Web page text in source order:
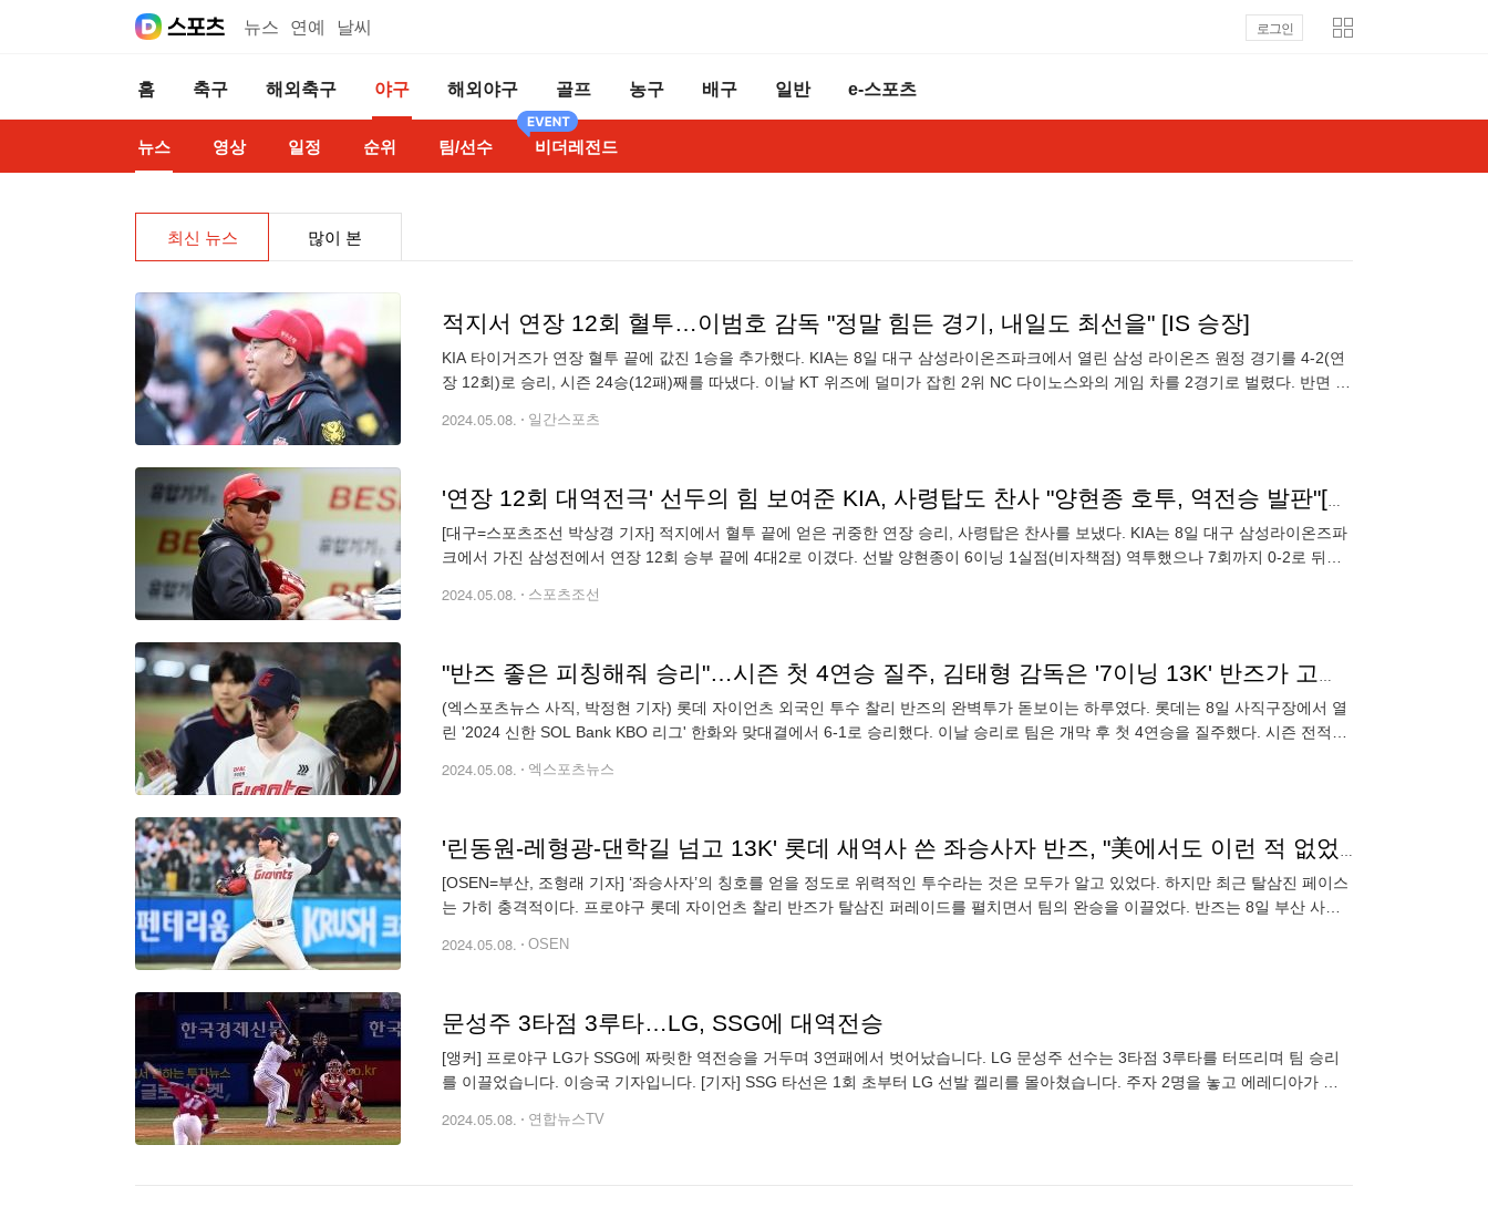
뉴스 연예 날씨 로그인
홈 축구 해외축구 야구 해외야구 골프 농구 배구 일반 e-스포츠
뉴스 영상 일정 순위 팀/선수 비더레전드
최신 뉴스 많이 본
적지서 연장 12회 혈투…이범호 감독 "정말 힘든 경기, 내일도 최선을" [IS 승장]
KIA 타이거즈가 연장 혈투 끝에 값진 1승을 추가했다. KIA는 8일 대구 삼성라이온즈파크에서 열린 삼성 라이온즈 원정 경기를 4-2(연
장 12회)로 승리, 시즌 24승(12패)째를 따냈다. 이날 KT 위즈에 덜미가 잡힌 2위 NC 다이노스와의 게임 차를 2경기로 벌렸다. 반면 3
2024.05.08. 일간스포츠
'연장 12회 대역전극' 선두의 힘 보여준 KIA, 사령탑도 찬사 "양현종 호투, 역전승 발판"[대구 승장]
[대구=스포츠조선 박상경 기자] 적지에서 혈투 끝에 얻은 귀중한 연장 승리, 사령탑은 찬사를 보냈다. KIA는 8일 대구 삼성라이온즈파
크에서 가진 삼성전에서 연장 12회 승부 끝에 4대2로 이겼다. 선발 양현종이 6이닝 1실점(비자책점) 역투했으나 7회까지 0-2로 뒤졌
2024.05.08. 스포츠조선
"반즈 좋은 피칭해줘 승리"…시즌 첫 4연승 질주, 김태형 감독은 '7이닝 13K' 반즈가 고맙다 [사직 현장]
(엑스포츠뉴스 사직, 박정현 기자) 롯데 자이언츠 외국인 투수 찰리 반즈의 완벽투가 돋보이는 하루였다. 롯데는 8일 사직구장에서 열
린 '2024 신한 SOL Bank KBO 리그' 한화와 맞대결에서 6-1로 승리했다. 이날 승리로 팀은 개막 후 첫 4연승을 질주했다. 시즌 전적은
2024.05.08. 엑스포츠뉴스
'린동원-레형광-댄학길 넘고 13K' 롯데 새역사 쓴 좌승사자 반즈, "美에서도 이런 적 없었는데" 최고투 [오!쎈 부산]
[OSEN=부산, 조형래 기자] ‘좌승사자’의 칭호를 얻을 정도로 위력적인 투수라는 것은 모두가 알고 있었다. 하지만 최근 탈삼진 페이스
는 가히 충격적이다. 프로야구 롯데 자이언츠 찰리 반즈가 탈삼진 퍼레이드를 펼치면서 팀의 완승을 이끌었다. 반즈는 8일 부산 사직
2024.05.08. OSEN
문성주 3타점 3루타…LG, SSG에 대역전승
[앵커] 프로야구 LG가 SSG에 짜릿한 역전승을 거두며 3연패에서 벗어났습니다. LG 문성주 선수는 3타점 3루타를 터뜨리며 팀 승리
를 이끌었습니다. 이승국 기자입니다. [기자] SSG 타선은 1회 초부터 LG 선발 켈리를 몰아쳤습니다. 주자 2명을 놓고 에레디아가 왼
2024.05.08. 연합뉴스TV